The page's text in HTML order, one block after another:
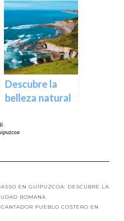
espectacularidad
del Puente
Colgante de
Vizcaya
Descubre la
belleza natural
EN GUIPUZCOA: DESCUBRE LA
ROMANA
PUEBLO COSTERO EN